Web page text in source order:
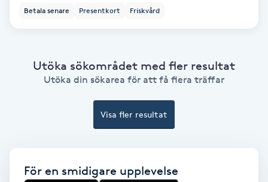
Barnklippning
Betala senare Presentkort Friskvård
Utöka sökområdet med fler resultat
Utöka din sökarea för att få flera träffar
Visa fler resultat
För en smidigare upplevelse